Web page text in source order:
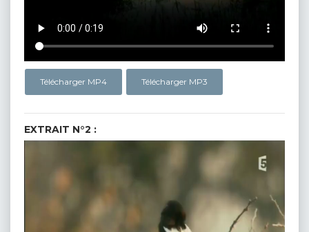
Télécharger MP4 Télécharger MP3
EXTRAIT N°2 :